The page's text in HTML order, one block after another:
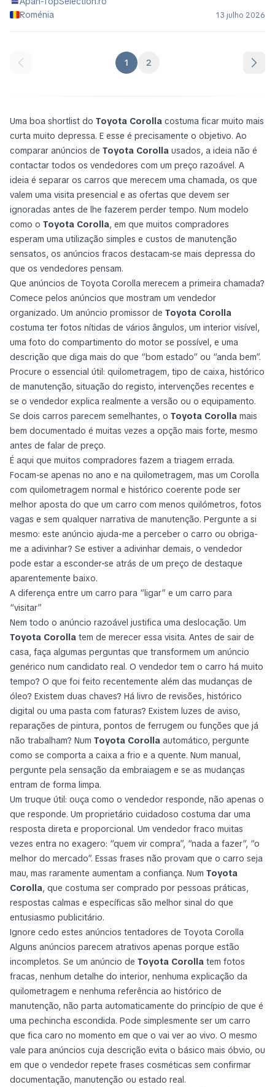
Roménia
13 julho 2026
1 2
Uma boa shortlist do Toyota Corolla costuma ficar muito mais
curta muito depressa. E esse é precisamente o objetivo. Ao
comparar anúncios de Toyota Corolla usados, a ideia não é
contactar todos os vendedores com um preço razoável. A
ideia é separar os carros que merecem uma chamada, os que
valem uma visita presencial e as ofertas que devem ser
ignoradas antes de lhe fazerem perder tempo. Num modelo
como o Toyota Corolla, em que muitos compradores
esperam uma utilização simples e custos de manutenção
sensatos, os anúncios fracos destacam-se mais depressa do
que os vendedores pensam.
Que anúncios de Toyota Corolla merecem a primeira chamada?
Comece pelos anúncios que mostram um vendedor
organizado. Um anúncio promissor de Toyota Corolla
costuma ter fotos nítidas de vários ângulos, um interior visível,
uma foto do compartimento do motor se possível, e uma
descrição que diga mais do que “bom estado” ou “anda bem”.
Procure o essencial útil: quilometragem, tipo de caixa, histórico
de manutenção, situação do registo, intervenções recentes e
se o vendedor explica realmente a versão ou o equipamento.
Se dois carros parecem semelhantes, o Toyota Corolla mais
bem documentado é muitas vezes a opção mais forte, mesmo
antes de falar de preço.
É aqui que muitos compradores fazem a triagem errada.
Focam-se apenas no ano e na quilometragem, mas um Corolla
com quilometragem normal e histórico coerente pode ser
melhor aposta do que um carro com menos quilómetros, fotos
vagas e sem qualquer narrativa de manutenção. Pergunte a si
mesmo: este anúncio ajuda-me a perceber o carro ou obriga-
me a adivinhar? Se estiver a adivinhar demais, o vendedor
pode estar a esconder-se atrás de um preço de destaque
aparentemente baixo.
A diferença entre um carro para “ligar” e um carro para
“visitar”
Nem todo o anúncio razoável justifica uma deslocação. Um
Toyota Corolla tem de merecer essa visita. Antes de sair de
casa, faça algumas perguntas que transformem um anúncio
genérico num candidato real. O vendedor tem o carro há muito
tempo? O que foi feito recentemente além das mudanças de
óleo? Existem duas chaves? Há livro de revisões, histórico
digital ou uma pasta com faturas? Existem luzes de aviso,
reparações de pintura, pontos de ferrugem ou funções que já
não trabalham? Num Toyota Corolla automático, pergunte
como se comporta a caixa a frio e a quente. Num manual,
pergunte pela sensação da embraiagem e se as mudanças
entram de forma limpa.
Um truque útil: ouça como o vendedor responde, não apenas o
que responde. Um proprietário cuidadoso costuma dar uma
resposta direta e proporcional. Um vendedor fraco muitas
vezes entra no exagero: “quem vir compra”, “nada a fazer”, “o
melhor do mercado”. Essas frases não provam que o carro seja
mau, mas raramente aumentam a confiança. Num Toyota
Corolla, que costuma ser comprado por pessoas práticas,
respostas calmas e específicas são melhor sinal do que
entusiasmo publicitário.
Ignore cedo estes anúncios tentadores de Toyota Corolla
Alguns anúncios parecem atrativos apenas porque estão
incompletos. Se um anúncio de Toyota Corolla tem fotos
fracas, nenhum detalhe do interior, nenhuma explicação da
quilometragem e nenhuma referência ao histórico de
manutenção, não parta automaticamente do princípio de que é
uma pechincha escondida. Pode simplesmente ser um carro
que fica caro no momento em que o vai ver ao vivo. O mesmo
vale para anúncios cuja descrição evita o básico mais óbvio, ou
em que o vendedor repete frases cosméticas sem confirmar
documentação, manutenção ou estado real.